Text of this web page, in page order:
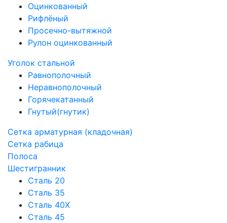
Оцинкованный
Рифлёный
Просечно-вытяжной
Рулон оцинкованный
Уголок стальной
Равнополочный
Неравнополочный
Горячекатанный
Гнутый(гнутик)
Сетка арматурная (кладочная)
Сетка рабица
Полоса
Шестигранник
Сталь 20
Сталь 35
Сталь 40Х
Сталь 45